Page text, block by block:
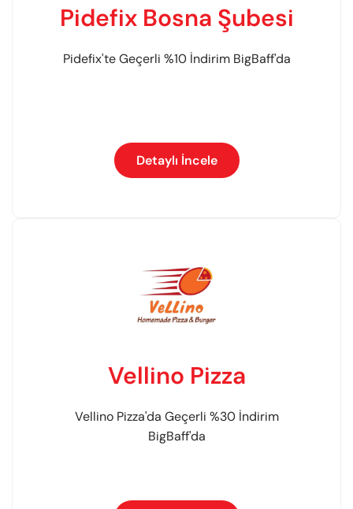
Pidefix Bosna Şubesi
Pidefix'te Geçerli %10 İndirim BigBaff'da
Detaylı İncele
Vellino Pizza
Vellino Pizza'da Geçerli %30 İndirim
BigBaff'da